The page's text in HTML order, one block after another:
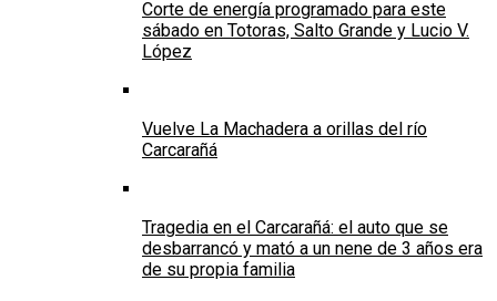
Corte de energía programado para este
sábado en Totoras, Salto Grande y Lucio V.
López
Vuelve La Machadera a orillas del río
Carcarañá
Tragedia en el Carcarañá: el auto que se
desbarrancó y mató a un nene de 3 años era
de su propia familia